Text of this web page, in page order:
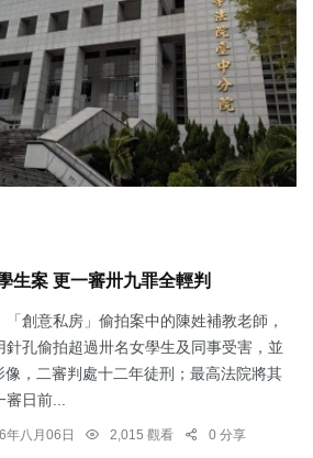
生案 更一審卅九罪全輕判
「創意私房」偷拍案中的陳姓補教老師，
孔偷拍超過卅名女學生及同事受害，並
，二審判處十二年徒刑；最高法院將其
日前...
年八月06日 2,015 觀看 0 分享